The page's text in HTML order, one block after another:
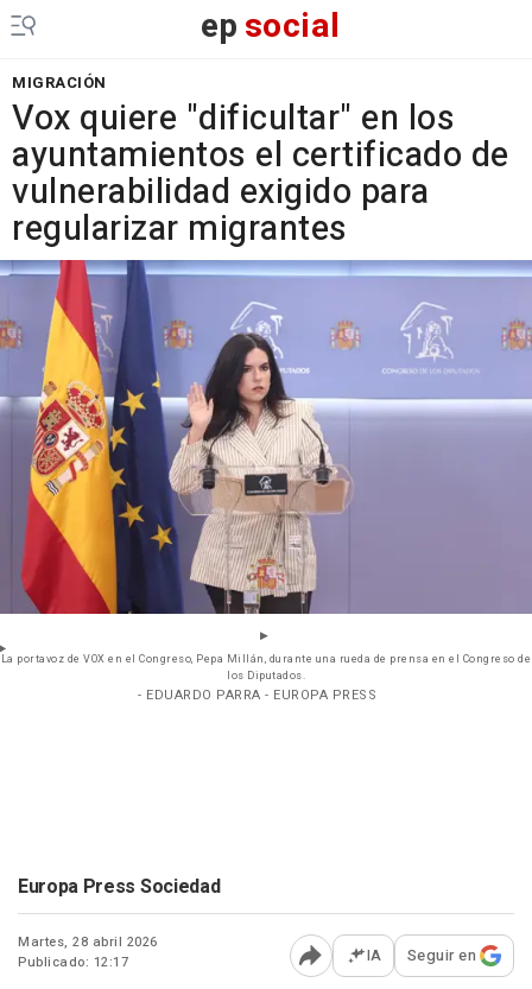
epsocial
MIGRACIÓN
Vox quiere "dificultar" en los
ayuntamientos el certificado de
vulnerabilidad exigido para
regularizar migrantes
La portavoz de VOX en el Congreso, Pepa Millán, durante una rueda de prensa en el Congreso de
los Diputados.
- EDUARDO PARRA - EUROPA PRESS
Europa Press Sociedad
Martes, 28 abril 2026
Publicado: 12:17
Abrir opciones para
IA Seguir en